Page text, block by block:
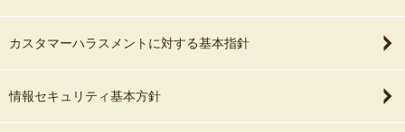
カスタマーハラスメントに対する基本指針
情報セキュリティ基本方針